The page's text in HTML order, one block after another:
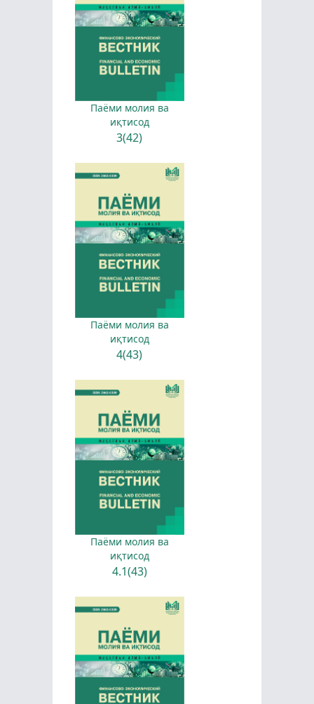
Паёми молия ва
иқтисод
3(42)
Паёми молия ва
иқтисод
4(43)
Паёми молия ва
иқтисод
4.1(43)